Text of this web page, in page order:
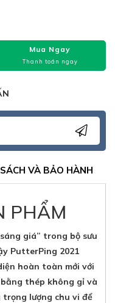
Mua Ngay
Thanh toán ngay
VÀ BẢO HÀNH
PHẨM
giá” trong bộ sưu
PutterPing 2021
hoàn toàn mới với
thép không gỉ và
lượng chu vi để